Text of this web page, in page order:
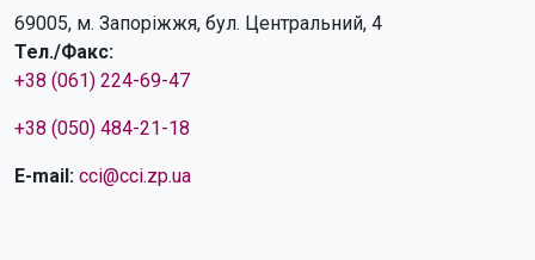
69005, м. Запоріжжя, бул. Центральний, 4
Тел./Факс:
+38 (061) 224-69-47
+38 (050) 484-21-18
E-mail: cci@cci.zp.ua